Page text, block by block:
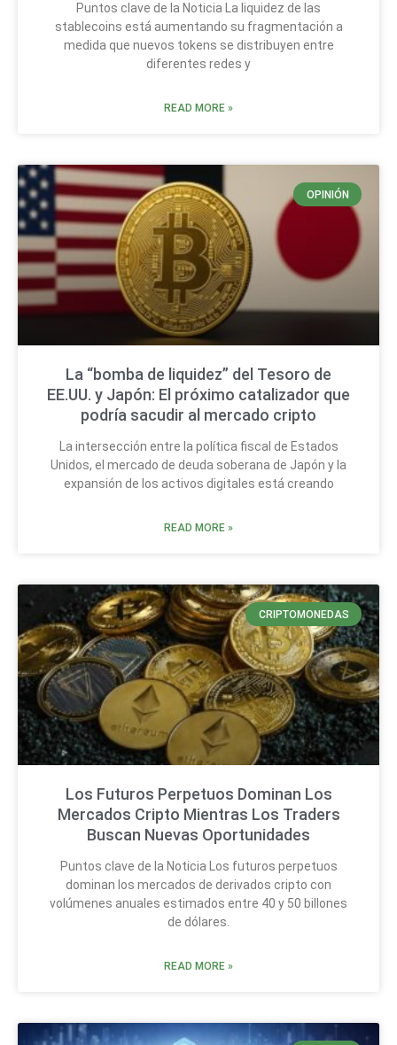
Puntos clave de la Noticia La liquidez de las
stablecoins está aumentando su fragmentación a
medida que nuevos tokens se distribuyen entre
diferentes redes y
READ MORE »
OPINIÓN
La “bomba de liquidez” del Tesoro de
EE.UU. y Japón: El próximo catalizador que
podría sacudir al mercado cripto
La intersección entre la política fiscal de Estados
Unidos, el mercado de deuda soberana de Japón y la
expansión de los activos digitales está creando
READ MORE »
CRIPTOMONEDAS
Los Futuros Perpetuos Dominan Los
Mercados Cripto Mientras Los Traders
Buscan Nuevas Oportunidades
Puntos clave de la Noticia Los futuros perpetuos
dominan los mercados de derivados cripto con
volúmenes anuales estimados entre 40 y 50 billones
de dólares.
READ MORE »